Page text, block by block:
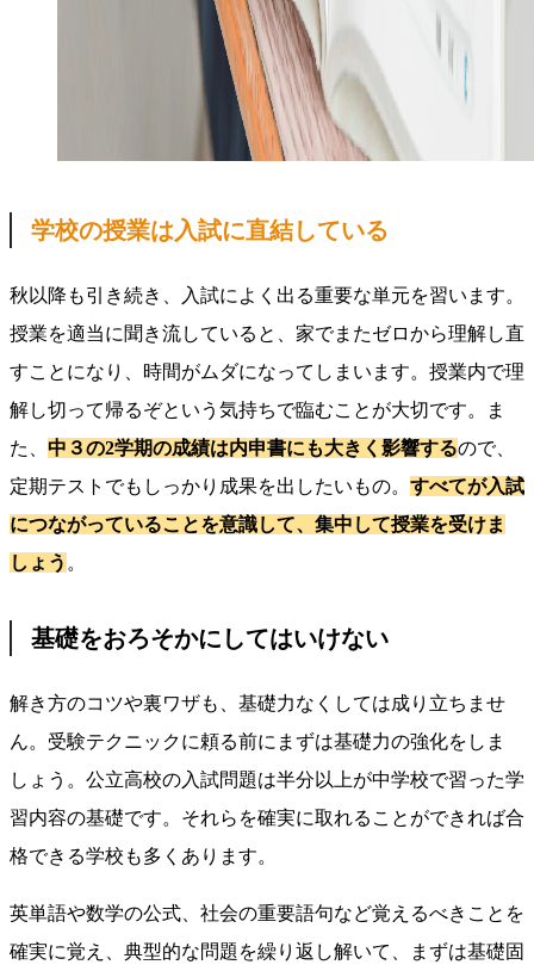
学校の授業は入試に直結している
秋以降も引き続き、入試によく出る重要な単元を習います。
授業を適当に聞き流していると、家でまたゼロから理解し直
すことになり、時間がムダになってしまいます。授業内で理
解し切って帰るぞという気持ちで臨むことが大切です。ま
た、 中３の2学期の成績は内申書にも大きく影響するので、
定期テストでもしっかり成果を出したいもの。 すべてが入試
につながっていることを意識して、集中して授業を受けま
しょう 。
基礎をおろそかにしてはいけない
解き方のコツや裏ワザも、基礎力なくしては成り立ちませ
ん。受験テクニックに頼る前にまずは基礎力の強化をしま
しょう。公立高校の入試問題は半分以上が中学校で習った学
習内容の基礎です。それらを確実に取れることができれば合
格できる学校も多くあります。
英単語や数学の公式、社会の重要語句など覚えるべきことを
確実に覚え、典型的な問題を繰り返し解いて、まずは基礎固